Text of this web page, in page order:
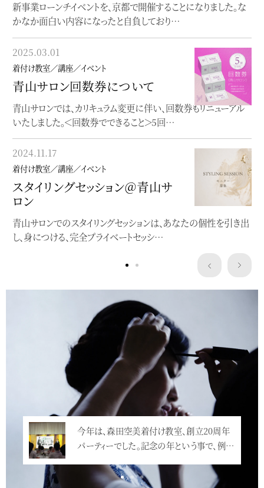
新事業ローンチイベントを、京都で開催することになりました。な
かなか面白い内容になったと自負しており…
2025.03.01
着付け教室／講座／イベント
青山サロン回数券について
青山サロンでは、カリキュラム変更に伴い、回数券もリニューアル
いたしました。＜回数券でできること＞5回…
2024.11.17
着付け教室／講座／イベント
スタイリングセッション＠青山サ
ロン
青山サロンでのスタイリングセッションは、あなたの個性を引き出
し、身につける、完全プライベートセッシ…
〜どこから始めて良いか分からない貴方へ〜【座学】個性にふれ
る、着物の楽しみ方入門着付け（実技）を学…
2023.06.19
着付け教室／講座／イベント
オンラインレッスン
オンラインで完結する着物着付け教室
2023.05.22
着付け教室／講座／イベント
”浴衣にぴったり”洒落水引ワー
クショップ
クレマチスの簪作りWSを開催します
Service
今年は、森田空美着付け教室、創立20周年
パーティーでした。記念の年という事で、例…